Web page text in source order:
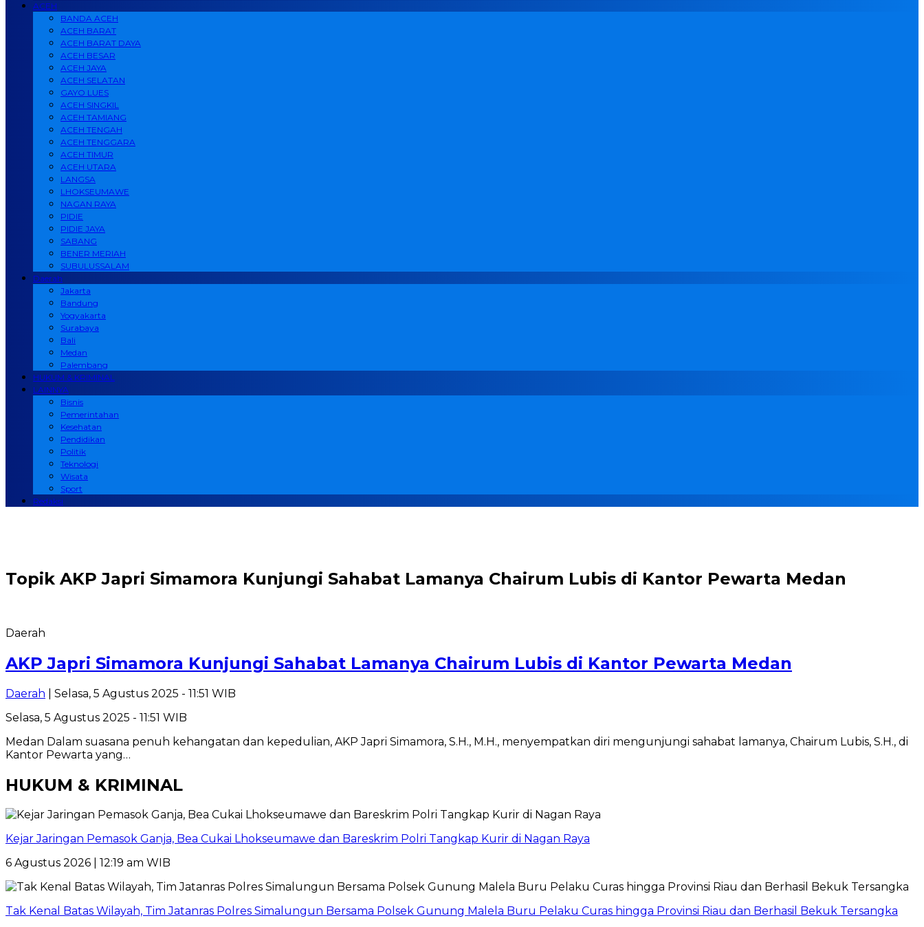
ACEH
BANDA ACEH
ACEH BARAT
ACEH BARAT DAYA
ACEH BESAR
ACEH JAYA
ACEH SELATAN
GAYO LUES
ACEH SINGKIL
ACEH TAMIANG
ACEH TENGAH
ACEH TENGGARA
ACEH TIMUR
ACEH UTARA
LANGSA
LHOKSEUMAWE
NAGAN RAYA
PIDIE
PIDIE JAYA
SABANG
BENER MERIAH
SUBULUSSALAM
Daerah
Jakarta
Bandung
Yogyakarta
Surabaya
Bali
Medan
Palembang
HUKUM & KRIMINAL
LAINNYA
Bisnis
Pemerintahan
Kesehatan
Pendidikan
Politik
Teknologi
Wisata
Sport
Redaksi
Topik AKP Japri Simamora Kunjungi Sahabat Lamanya Chairum Lubis di Kantor Pewarta Medan
Daerah
AKP Japri Simamora Kunjungi Sahabat Lamanya Chairum Lubis di Kantor Pewarta Medan
Daerah | Selasa, 5 Agustus 2025 - 11:51 WIB
Selasa, 5 Agustus 2025 - 11:51 WIB
Medan Dalam suasana penuh kehangatan dan kepedulian, AKP Japri Simamora, S.H., M.H., menyempatkan diri mengunjungi sahabat lamanya, Chairum Lubis, S.H., di
Kantor Pewarta yang…
HUKUM & KRIMINAL
Kejar Jaringan Pemasok Ganja, Bea Cukai Lhokseumawe dan Bareskrim Polri Tangkap Kurir di Nagan Raya
6 Agustus 2026 | 12:19 am WIB
Tak Kenal Batas Wilayah, Tim Jatanras Polres Simalungun Bersama Polsek Gunung Malela Buru Pelaku Curas hingga Provinsi Riau dan Berhasil Bekuk Tersangka